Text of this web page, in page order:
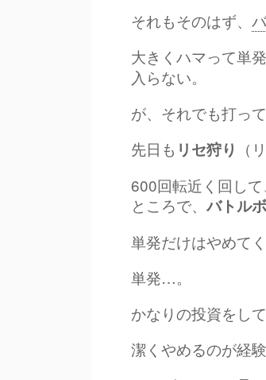
それもそのはず、
大きくハマって単
入らない。
が、それでも打っ
先日も リセ狩り （
600回転近く回し
ところで、バトル
単発だけはやめて
単発…。
かなりの投資をし
潔くやめるのが経